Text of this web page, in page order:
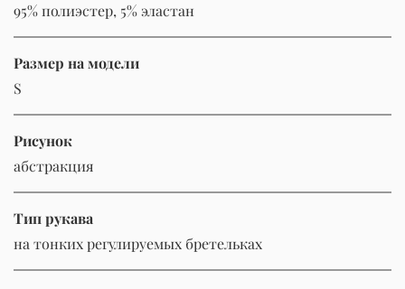
95% полиэстер, 5% эластан
Размер на модели
S
Рисунок
абстракция
Тип рукава
на тонких регулируемых бретельках